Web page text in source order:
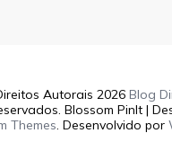
Autorais 2026 Blog
Blossom PinIt |
Themes . Desenvolvido por